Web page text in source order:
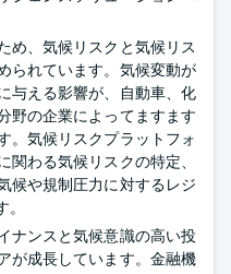
め、気候リスクと気候リス
られています。気候変動が
与える影響が、自動車、化
野の企業によってますます
。気候リスクプラットフォ
わる気候リスクの特定、
候や規制圧力に対するレジ
ナンスと気候意識の高い投
が成長しています。金融機